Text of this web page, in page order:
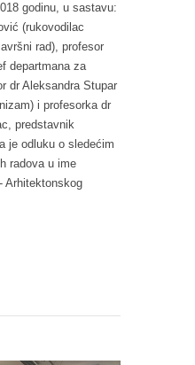
godinu, u sastavu:
(rukovodilac
rad), profesor
departmana za
dr Aleksandra Stupar
i profesorka dr
predstavnik
je odluku o sledećim
radova u ime
Arhitektonskog